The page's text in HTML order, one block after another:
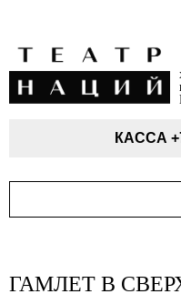
КАССА
ГАМЛЕТ В